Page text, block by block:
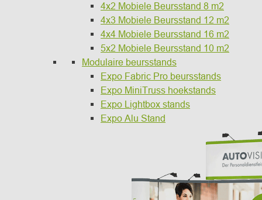
4x2 Mobiele Beursstand 8 m2
4x3 Mobiele Beursstand 12 m2
4x4 Mobiele Beursstand 16 m2
5x2 Mobiele Beursstand 10 m2
Modulaire beursstands
Expo Fabric Pro beursstands
Expo MiniTruss hoekstands
Expo Lightbox stands
Expo Alu Stand